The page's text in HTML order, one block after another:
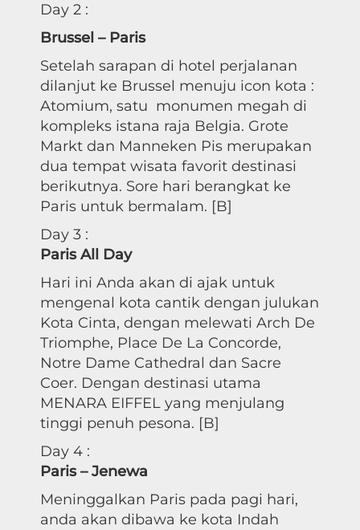
Day 2 :
Brussel – Paris
Setelah sarapan di hotel perjalanan
dilanjut ke Brussel menuju icon kota :
Atomium, satu monumen megah di
kompleks istana raja Belgia. Grote
Markt dan Manneken Pis merupakan
dua tempat wisata favorit destinasi
berikutnya. Sore hari berangkat ke
Paris untuk bermalam. [B]
Day 3 :
Paris All Day
Hari ini Anda akan di ajak untuk
mengenal kota cantik dengan julukan
Kota Cinta, dengan melewati Arch De
Triomphe, Place De La Concorde,
Notre Dame Cathedral dan Sacre
Coer. Dengan destinasi utama
MENARA EIFFEL yang menjulang
tinggi penuh pesona. [B]
Day 4 :
Paris – Jenewa
Meninggalkan Paris pada pagi hari,
anda akan dibawa ke kota Indah